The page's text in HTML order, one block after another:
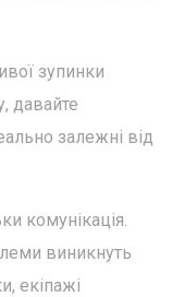
зупинки
давайте
залежні від
комунікація.
виникнуть
екіпажі